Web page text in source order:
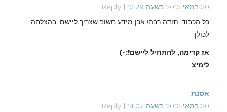
30 במאי 2013 בשעה 13:29
Reply
כל הכבוד! תודה רבה! אכן מידע חשוב שצריך ליישם! בהצלחה
לכולן!
אז קדימה, להתחיל ליישם!:-)
לימיצ
אסנת
30 במאי 2013 בשעה 14:07
Reply